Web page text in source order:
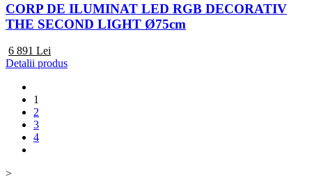
CORP DE ILUMINAT LED RGB DECORATIV
THE SECOND LIGHT Ø75cm
6 891 Lei
Detalii produs
1
2
3
4
>